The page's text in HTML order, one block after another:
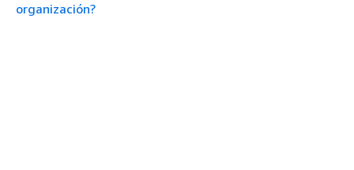
organización?